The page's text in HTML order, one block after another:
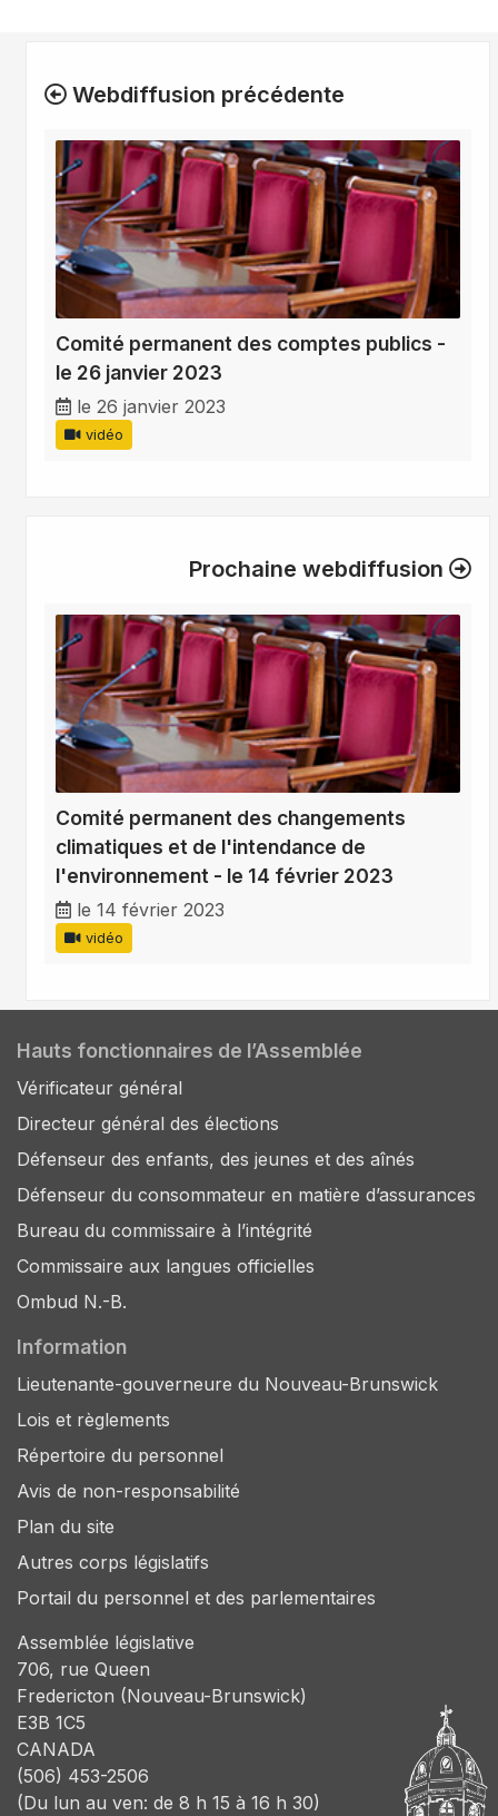
Webdiffusion précédente
Comité permanent des comptes publics -
le 26 janvier 2023
le 26 janvier 2023
vidéo
Prochaine webdiffusion
Comité permanent des changements
climatiques et de l'intendance de
l'environnement - le 14 février 2023
le 14 février 2023
vidéo
Hauts fonctionnaires de l’Assemblée
Vérificateur général
Directeur général des élections
Défenseur des enfants, des jeunes et des aînés
Défenseur du consommateur en matière d’assurances
Bureau du commissaire à l’intégrité
Commissaire aux langues officielles
Ombud N.-B.
Information
Lieutenante-gouverneure du Nouveau-Brunswick
Lois et règlements
Répertoire du personnel
Avis de non-responsabilité
Plan du site
Autres corps législatifs
Portail du personnel et des parlementaires
Assemblée législative
706, rue Queen
Fredericton (Nouveau-Brunswick)
E3B 1C5
CANADA
(506) 453-2506
(Du lun au ven: de 8 h 15 à 16 h 30)